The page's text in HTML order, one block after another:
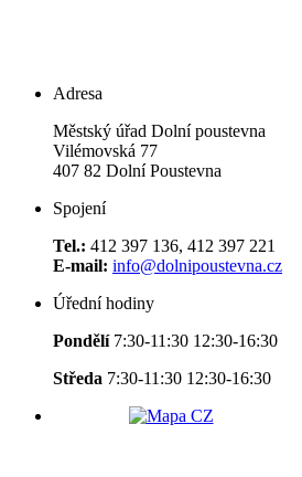
Adresa
Městský úřad Dolní poustevna
Vilémovská 77
407 82 Dolní Poustevna
Spojení
Tel.: 412 397 136, 412 397 221
E-mail: info@dolnipoustevna.cz
Úřední hodiny
Pondělí 7:30-11:30 12:30-16:30
Středa 7:30-11:30 12:30-16:30